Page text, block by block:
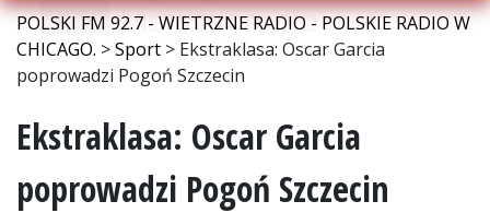
POLSKI FM 92.7 - WIETRZNE RADIO - POLSKIE RADIO W
CHICAGO. >Sport > Ekstraklasa: Oscar Garcia
poprowadzi Pogoń Szczecin
Ekstraklasa: Oscar Garcia
poprowadzi Pogoń Szczecin